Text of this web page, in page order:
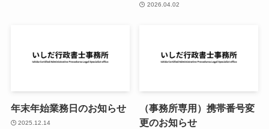
2026.04.02
年末年始業務日のお知らせ
2025.12.14
（事務所専用）携帯番号変
更のお知らせ